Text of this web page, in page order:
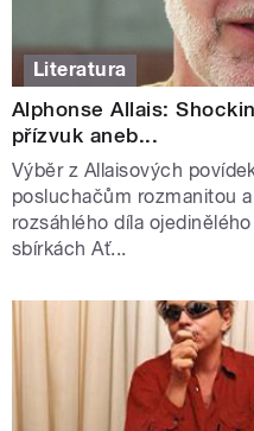
Literatura
Alphonse Allais:
přízvuk aneb...
Výběr z Allaisových
posluchačům rozmanitou
rozsáhlého díla
sbírkách Ať...